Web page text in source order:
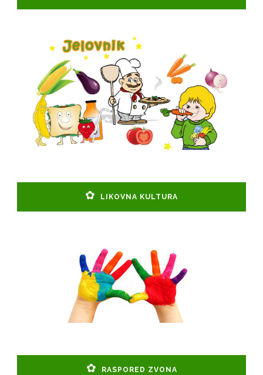
LIKOVNA KULTURA
RASPORED ZVONA